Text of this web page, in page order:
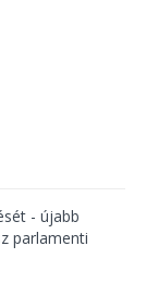
- újabb
parlamenti